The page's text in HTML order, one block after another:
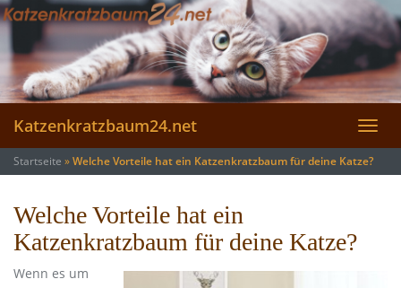
Skip
to
content
Katzenkratzbaum24.net
Startseite »Welche Vorteile hat ein Katzenkratzbaum für deine Katze?
Welche Vorteile hat ein
Katzenkratzbaum für deine Katze?
Wenn es um